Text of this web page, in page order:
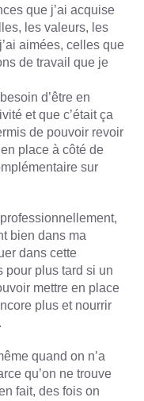
que j’ai acquise
les valeurs, les
aimées, celles que
de travail que je
d’être en
et que c’était ça
de pouvoir revoir
place à côté de
sur
bien dans ma
dans cette
pour plus tard si un
mettre en place
plus et nourrir
quand on n’a
qu’on ne trouve
fait, des fois on